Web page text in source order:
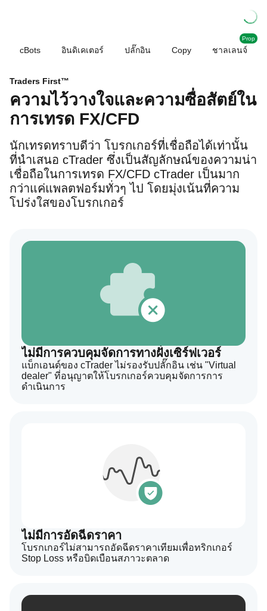
cBots อินดิเคเตอร์ ปลั๊กอิน Copy ชาลเลนจ์
Prop
Traders First™
ความ​ไว้​วาง​ใจ​และ​ความ​ซื่อ​สัตย์​ใน​
การ​เทรด FX/CFD
นัก​เทร​ด​ทราบดีว่า โบรก​เกอร์​ที่​เชื่อ​ถือ​ได้​เท่า​นั้น
ที่​นำ​เสนอ cTrader ซึ่ง​เป็น​สัญ​ลักษณ์ของ​ควา​มน่า​
เชื่อ​ถือ​ใน​การ​เทรด FX/CFD cTrader เป็น​มาก​
กว่า​แค่​แพลต​ฟอร์​ม​ทั่วๆ ไป โดยมุ่ง​เน้น​ที่​ความ​
โปร่ง​ใสของ​โบรก​เกอร์
ไม่มีการควบคุมจัดการทางฝั่งเซิร์ฟเวอร์
แบ็กเอนด์ของ cTrader ไม่รองรับปลั๊กอิน เช่น "Virtual
dealer" ที่อนุญาตให้โบรกเกอร์ควบคุมจัดการการ
ดำเนินการ
ไม่มีการอัดฉีดราคา
โบรกเกอร์ไม่สามารถอัดฉีดราคาเทียมเพื่อทริกเกอร์
Stop Loss หรือบิดเบือนสภาวะตลาด